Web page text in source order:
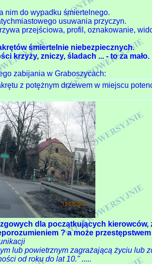
nim do wypadku śmiertelnego.
usuwania przyczyn.
przejściowa, profil, oznakowanie,
śmiertelnie niebezpiecznych.
krzyży, zniczy, śladach ... - to za mało.
zabijania w Graboszycach:
z potężnym drzewem w miejscu
dla początkujących kierowców,
? a może przestępstwem
lub powietrznym zagrażającą życiu lub
od roku do lat 10." .....